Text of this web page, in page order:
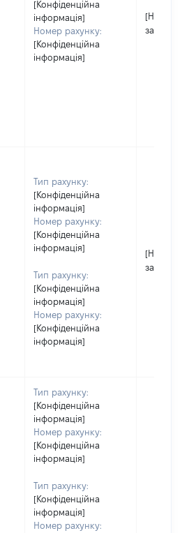
[Конфіденційна
інформація]
Номер рахунку:
[Конфіденційна
інформація]
[Не
Тип рахунку:
[Конфіденційна
інформація]
Номер рахунку:
[Конфіденційна
інформація]
Тип рахунку:
[Конфіденційна
інформація]
Номер рахунку:
[Конфіденційна
інформація]
[Не
Тип рахунку:
[Конфіденційна
інформація]
Номер рахунку:
[Конфіденційна
інформація]
Тип рахунку:
[Конфіденційна
інформація]
Номер рахунку: